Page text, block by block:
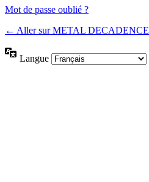
Mot de passe oublié ?
← Aller sur METAL DECADENCE
Langue